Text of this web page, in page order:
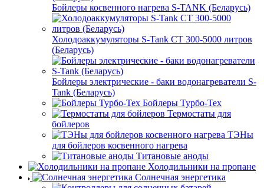
Бойлеры косвенного нагрева S-TANK (Беларусь)
Холодоаккумуляторы S-Tank СТ 300-5000 литров
(Беларусь)
Бойлеры электрические - баки водонагреватели S-
Tank (Беларусь)
Бойлеры Турбо-Тех
Термостаты для
бойлеров
ТЭНы
для бойлеров косвенного нагрева
Титановые аноды
Холодильники на пропане
Солнечная энергетика